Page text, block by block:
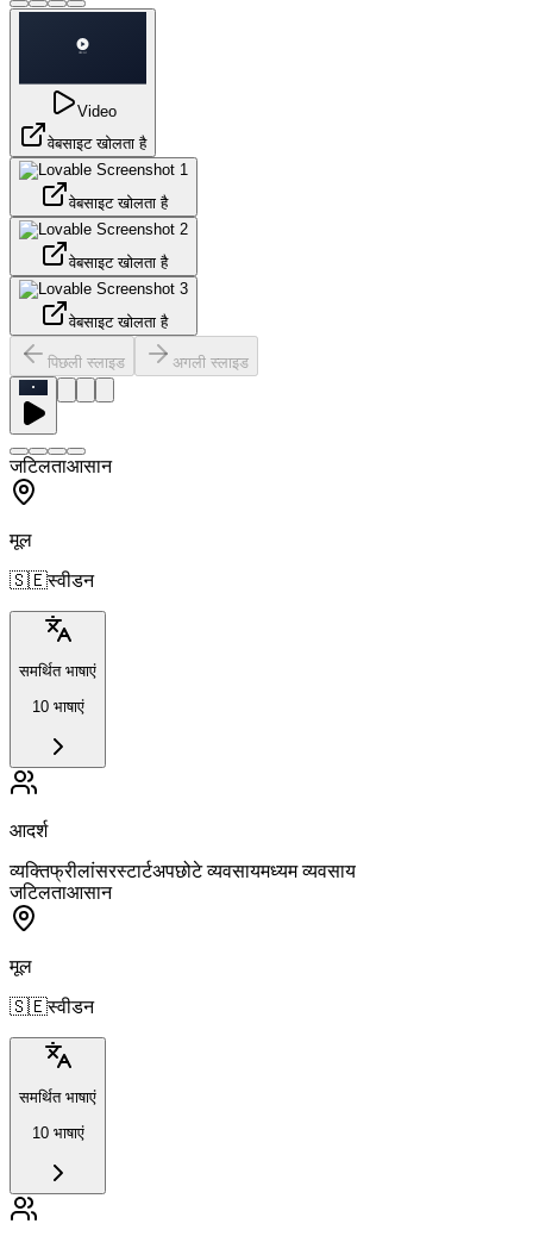
Video
वेबसाइट खोलता है
वेबसाइट खोलता है
वेबसाइट खोलता है
वेबसाइट खोलता है
पिछली स्लाइड अगली स्लाइड
जटिलताआसान
मूल
🇸🇪स्वीडन
समर्थित भाषाएं
10 भाषाएं
आदर्श
व्यक्तिफ्रीलांसरस्टार्टअपछोटे व्यवसायमध्यम व्यवसाय
जटिलताआसान
मूल
🇸🇪स्वीडन
समर्थित भाषाएं
10 भाषाएं